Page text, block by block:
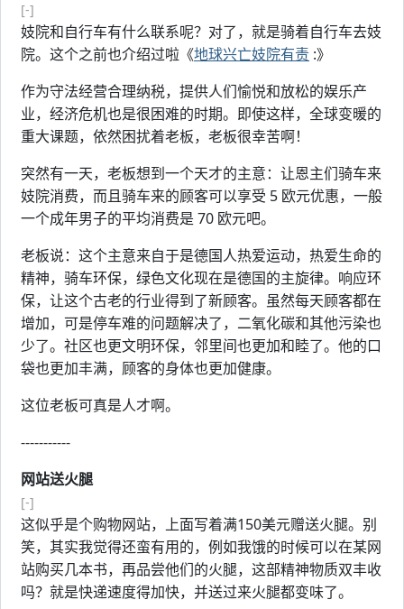
[-]
妓院和自行车有什么联系呢？对了，就是骑着自行车去妓
院。这个之前也介绍过啦《地球兴亡妓院有责 :》
作为守法经营合理纳税，提供人们愉悦和放松的娱乐产
业，经济危机也是很困难的时期。即使这样，全球变暖的
重大课题，依然困扰着老板，老板很幸苦啊！
突然有一天，老板想到一个天才的主意：让恩主们骑车来
妓院消费，而且骑车来的顾客可以享受 5 欧元优惠，一般
一个成年男子的平均消费是 70 欧元吧。
老板说：这个主意来自于是德国人热爱运动，热爱生命的
精神，骑车环保，绿色文化现在是德国的主旋律。响应环
保，让这个古老的行业得到了新顾客。虽然每天顾客都在
增加，可是停车难的问题解决了，二氧化碳和其他污染也
少了。社区也更文明环保，邻里间也更加和睦了。他的口
袋也更加丰满，顾客的身体也更加健康。
这位老板可真是人才啊。
-----------
网站送火腿
[-]
这似乎是个购物网站，上面写着满150美元赠送火腿。别
笑，其实我觉得还蛮有用的，例如我饿的时候可以在某网
站购买几本书，再品尝他们的火腿，这部精神物质双丰收
吗？就是快递速度得加快，并送过来火腿都变味了。